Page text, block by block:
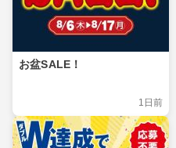
お盆SALE！
1日前